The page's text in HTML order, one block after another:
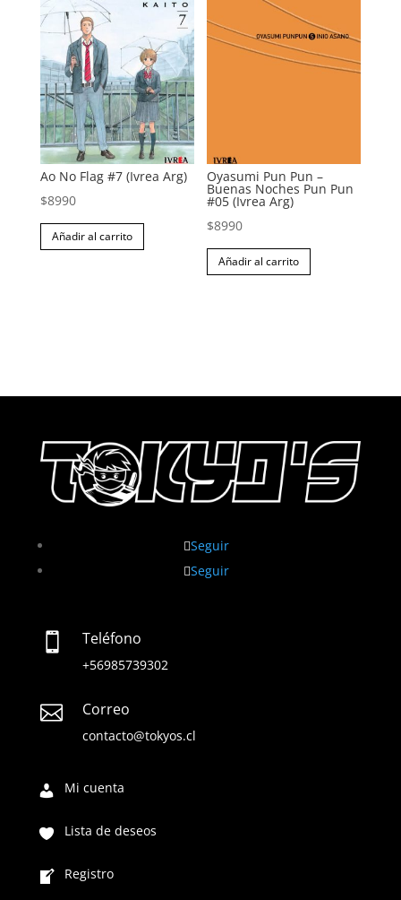
Ao No Flag #7 (Ivrea Arg)
$8990
Añadir al carrito
Oyasumi Pun Pun –
Buenas Noches Pun Pun
#05 (Ivrea Arg)
$8990
Añadir al carrito
Seguir
Seguir
 Teléfono
+56985739302
 Correo
contacto@tokyos.cl
Mi cuenta
Lista de deseos
Registro